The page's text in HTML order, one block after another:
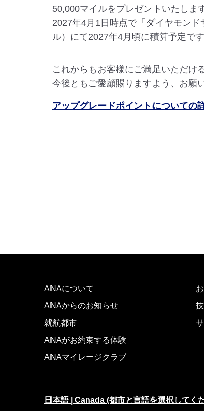
50,000マイルをプレゼントいたしま
2027年4月1日時点で「ダイヤモンド
ル）にて2027年4月頃に積算予定です
これからもお客様にご満足いただけ
今後ともご愛顧賜りますよう、お願
アップグレードポイントについての
ANAについて
ANAからのお知らせ
就航都市
ANAがお約束する体験
ANAマイレージクラブ
日本語 | Canada (都市と言語を選択してく